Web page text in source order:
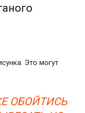
Это могут
ОБОЙТИСЬ